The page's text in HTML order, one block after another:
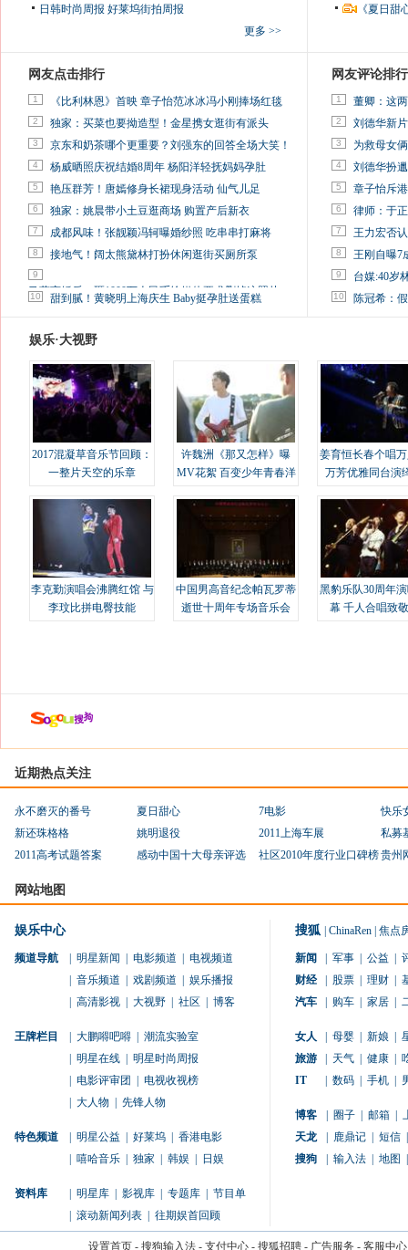
日韩时尚周报 好莱坞街拍周报
更多 >>
《夏日
网友点击排行
1 《比利林恩》首映 章子怡范冰冰冯小刚捧场红毯
2 独家：买菜也要拗造型！金星携女逛街有派头
3 京东和奶茶哪个更重要？刘强东的回答全场大笑！
4 杨威晒照庆祝结婚8周年 杨阳洋轻抚妈妈孕肚
5 艳压群芳！唐嫣修身长裙现身活动 仙气儿足
6 独家：姚晨带小土豆逛商场 购置产后新衣
7 成都风味！张靓颖冯轲曝婚纱照 吃串串打麻将
8 接地气！阔太熊黛林打扮休闲逛街买厕所泵
9
马蓉离婚后，砸1000万人民币给媒体要求删掉这照片
10 甜到腻！黄晓明上海庆生 Baby挺孕肚送蛋糕
网友评论排行
1 董卿：这
2 刘德华新
3 为救母女
4 刘德华扮
5 章子怡斥
6 律师：于
7 王力宏否
8 王刚自曝7
9 台媒:40岁
10 陈冠希：
娱乐·大视野
2017混凝草音乐节回顾：
一整片天空的乐章
许魏洲《那又怎样》曝
MV花絮 百变少年青春洋
姜育恒长春个唱
万芳优雅同台演
李克勤演唱会沸腾红馆 与
李玟比拼电臀技能
中国男高音纪念帕瓦罗蒂
逝世十周年专场音乐会
黑豹乐队30周年
幕 千人合唱致
近期热点关注
永不磨灭的番号 夏日甜心 7电影
快乐
新还珠格格
姚明退役 2011上海车展
私募
2011高考试题答案
感动中国十大母亲评选 社区2010年度行业口碑榜贵州
网站地图
娱乐中心
频道导航 明星新闻 电影频道
电视频道
音乐频道 戏剧频道
娱乐播报
高清影视 大视野 社区 博客
王牌栏目 大鹏嘚吧嘚
潮流实验室
明星在线
明星时尚周报
电影评审团
电视收视榜
大人物 先锋人物
特色频道 明星公益 好莱坞
香港电影
嘻哈音乐 独家 韩娱 日娱
资料库 明星库 影视库 专题库
节目单
滚动新闻列表 往期娱首回顾
搜狐 ChinaRen 焦点
新闻 军事 公益
财经
股票 理财
汽车
购车 家居
女人 母婴 新娘
旅游
天气 健康
IT
数码 手机
博客 圈子 邮箱
天龙
鹿鼎记 短信
搜狗
输入法 地图
设置首页- 搜狗输入法- 支付中心- 搜狐招聘- 广告服务 - 客服中心